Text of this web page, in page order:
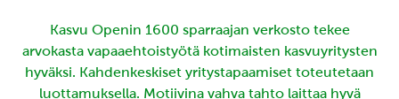
Kasvu Openin 1600 sparraajan verkosto tekee
arvokasta vapaaehtoistyötä kotimaisten kasvuyritysten
hyväksi. Kahdenkeskiset yritystapaamiset toteutetaan
luottamuksella. Motiivina vahva tahto laittaa hyvä